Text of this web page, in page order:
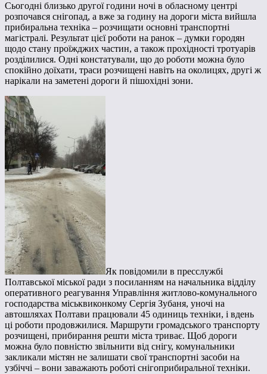
Сьогодні близько другої години ночі в обласному центрі
розпочався снігопад, а вже за годину на дороги міста вийшла
прибиральна техніка – розчищати основні транспортні
магістралі. Результат цієї роботи на ранок – думки городян
щодо стану проїжджих частин, а також прохідності тротуарів
розділилися. Одні констатували, що до роботи можна було
спокійно доїхати, траси розчищені навіть на околицях, другі ж
нарікали на заметені дороги й пішохідні зони.
Як повідомили в пресслужбі
Полтавської міської ради з посиланням на начальника відділу
оперативного реагування Управління житлово-комунального
господарства міськвиконкому Сергія Зубаня, уночі на
автошляхах Полтави працювали 45 одиниць техніки, і вдень
ці роботи продовжилися. Маршрути громадського транспорту
розчищені, прибирання решти міста триває. Щоб дороги
можна було повністю звільнити від снігу, комунальники
закликали містян не залишати свої транспортні засоби на
узбіччі – вони заважають роботі снігоприбиральної техніки.